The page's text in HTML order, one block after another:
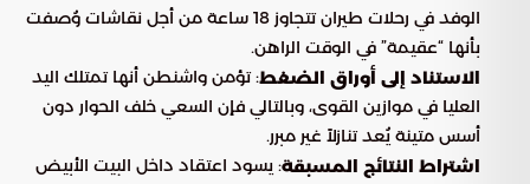
الوفد في رحلات طيران تتجاوز 18 ساعة من أجل نقاشات وُصفت
بأنها “عقيمة” في الوقت الراهن.
الاستناد إلى أوراق الضغط: تؤمن واشنطن أنها تمتلك اليد
العليا في موازين القوى، وبالتالي فإن السعي خلف الحوار دون
أسس متينة يُعد تنازلاً غير مبرر.
اشتراط النتائج المسبقة: يسود اعتقاد داخل البيت الأبيض